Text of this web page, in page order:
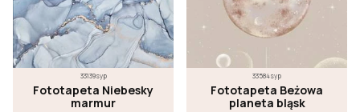
33139syp
Fototapeta Niebesky
marmur
33584syp
Fototapeta Beżowa
planeta bląsk